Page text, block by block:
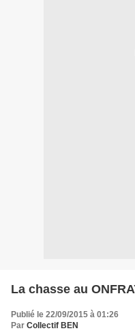
La chasse au
Publié le 22/09/2015 à 01:26
Par Collectif BEN